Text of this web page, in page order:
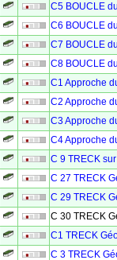
C5 BOUCLE
C6 BOUCLE
C7 BOUCLE
C8 BOUCLE
C1 Approche
C2 Approche
C3 Approche
C4 Approche
C 9 TRECK
C 27 TRECK
C 29 TRECK
C 30 TRECK
C1 TRECK
C 3 TRECK